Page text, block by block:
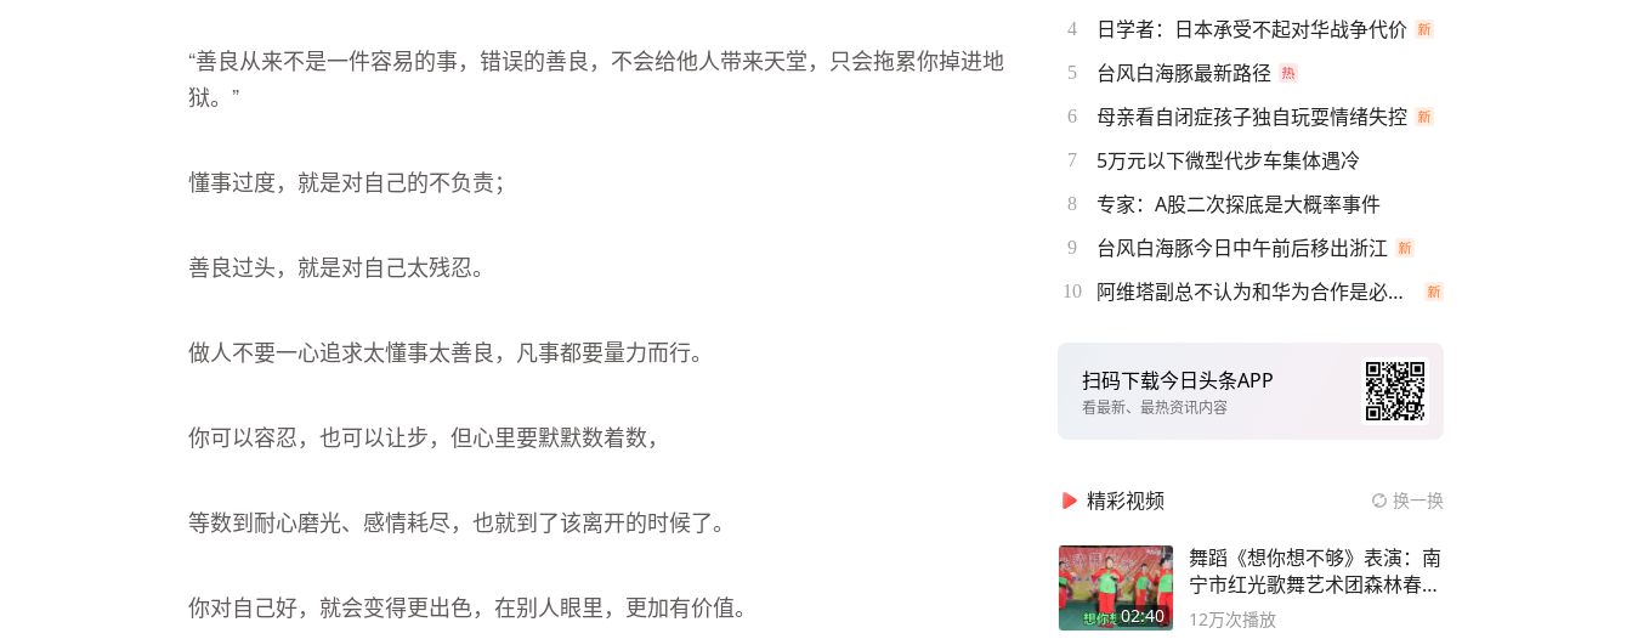
“善良从来不是一件容易的事，错误的善良，不会给他人带来天堂，只会拖累你掉进地
狱。”
懂事过度，就是对自己的不负责；
善良过头，就是对自己太残忍。
做人不要一心追求太懂事太善良，凡事都要量力而行。
你可以容忍，也可以让步，但心里要默默数着数，
等数到耐心磨光、感情耗尽，也就到了该离开的时候了。
你对自己好，就会变得更出色，在别人眼里，更加有价值。
4 日学者：日本承受不起对华战争代价
5 台风白海豚最新路径
6 母亲看自闭症孩子独自玩耍情绪失控
7 5万元以下微型代步车集体遇冷
8 专家：A股二次探底是大概率事件
9 台风白海豚今日中午前后移出浙江
10 阿维塔副总不认为和华为合作是必要项
扫码下载今日头条APP
看最新、最热资讯内容
精彩视频 换一换
02:40
舞蹈《想你想不够》表演：南
宁市红光歌舞艺术团森林春红
舞蹈队。
12万次播放